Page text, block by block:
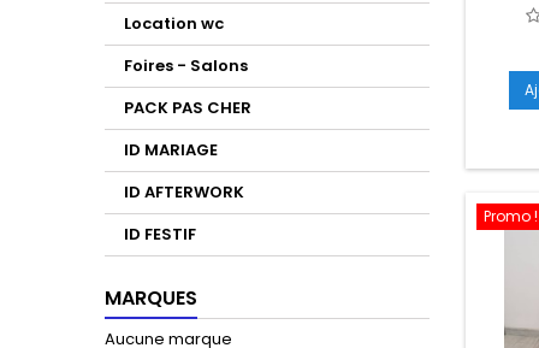
Location wc
Foires - Salons
PACK PAS CHER
ID MARIAGE
ID AFTERWORK
ID FESTIF
MARQUES
Aucune marque
Promo !